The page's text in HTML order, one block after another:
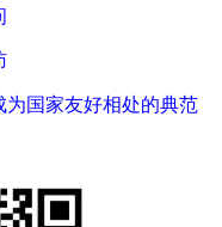
国家友好相处的典范